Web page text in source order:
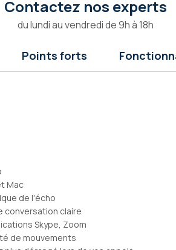
Contactez nos experts
du lundi au vendredi de 9h à 18h
Points forts
Mac
de l'écho
conversation claire
Skype, Zoom
de mouvements